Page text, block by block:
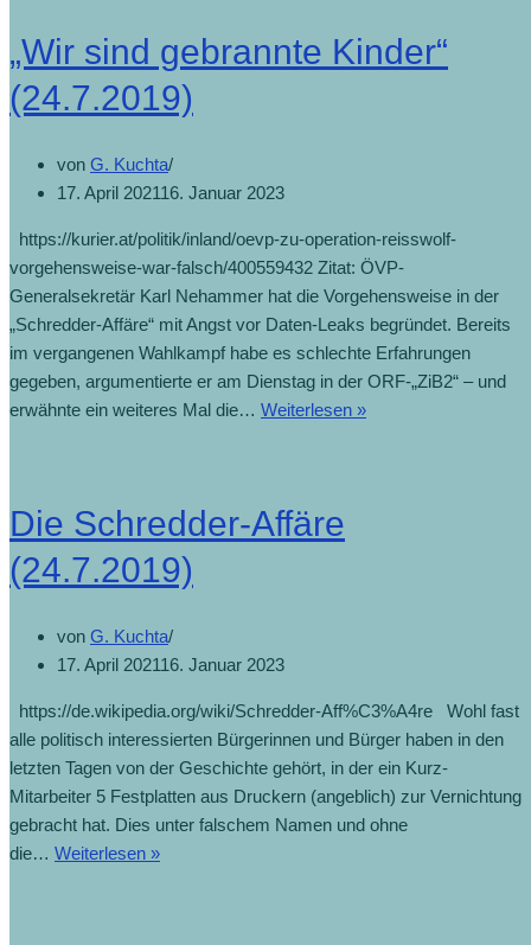
„Wir sind gebrannte Kinder“
(24.7.2019)
von G. Kuchta
17. April 202116. Januar 2023
https://kurier.at/politik/inland/oevp-zu-operation-reisswolf-
vorgehensweise-war-falsch/400559432 Zitat: ÖVP-
Generalsekretär Karl Nehammer hat die Vorgehensweise in der
„Schredder-Affäre“ mit Angst vor Daten-Leaks begründet. Bereits
im vergangenen Wahlkampf habe es schlechte Erfahrungen
gegeben, argumentierte er am Dienstag in der ORF-„ZiB2“ – und
erwähnte ein weiteres Mal die… Weiterlesen »„Wir
Die Schredder-Affäre
(24.7.2019)
von G. Kuchta
17. April 202116. Januar 2023
https://de.wikipedia.org/wiki/Schredder-Aff%C3%A4re Wohl fast
alle politisch interessierten Bürgerinnen und Bürger haben in den
letzten Tagen von der Geschichte gehört, in der ein Kurz-
Mitarbeiter 5 Festplatten aus Druckern (angeblich) zur Vernichtung
gebracht hat. Dies unter falschem Namen und ohne
die… Weiterlesen »Die